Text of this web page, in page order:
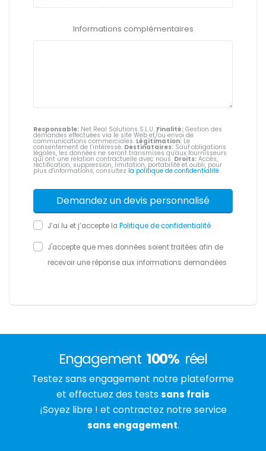
Informations complémentaires
Responsable: Net Real Solutions S.L.U. Finalité: Gestion des
demandes effectuées via le site Web et/ou envoi de
communications commerciales. Légitimation: Le
consentement de l’intéressé. Destinataires: Sauf obligations
légales, les données ne seront transmises qu'aux fournisseurs
qui ont une relation contractuelle avec nous. Droits: Accès,
rectification, suppression, limitation, portabilité et oubli, pour
plus d'informations, consultez la politique de confidentialité .
J’ai lu et j’accepte la Politique de confidentialité
J'accepte que mes données soient traitées afin de
recevoir une réponse aux informations demandées
Engagement 100% réel
Testez sans engagement notre plateforme
et effectuez des tests sans frais
¡Soyez libre ! et contractez notre service
sans engagement.